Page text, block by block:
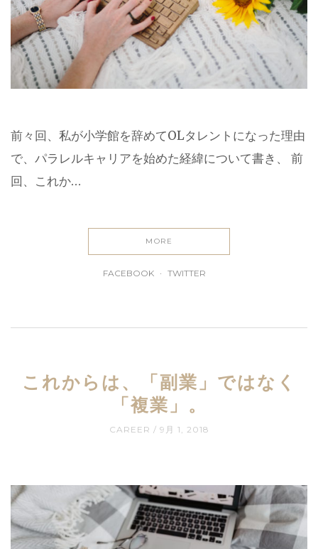
前々回、私が小学館を辞めてOLタレントになった理由
で、パラレルキャリアを始めた経緯について書き、 前
回、これか…
MORE
FACEBOOK TWITTER
これからは、「副業」ではなく
「複業」。
CAREER 9月 1, 2018